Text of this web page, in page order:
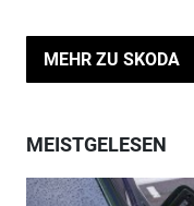
MEHR ZU SKODA
MEISTGELESEN